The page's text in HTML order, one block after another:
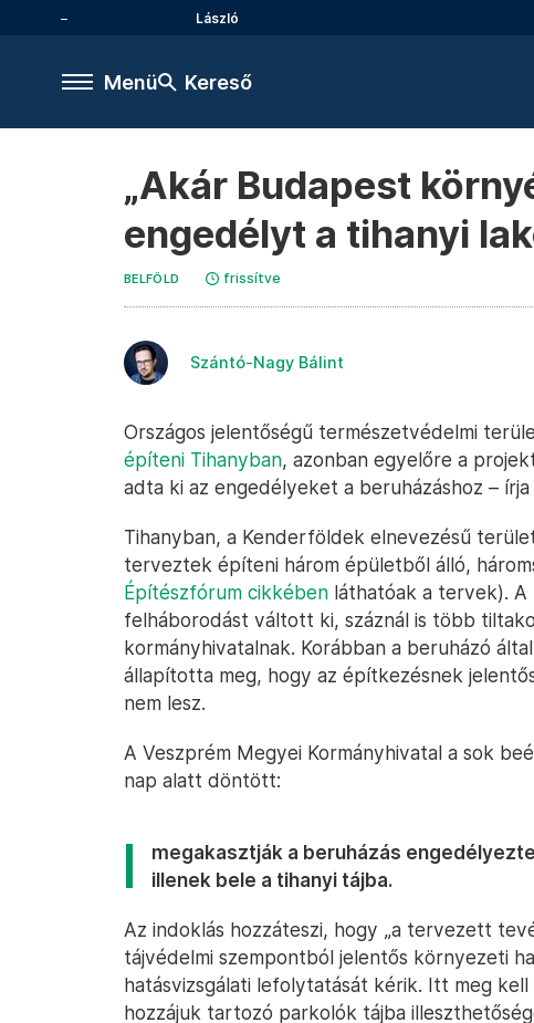
László
Menü Kereső
„Akár Budapest
engedélyt a tihanyi
BELFÖLD frissítve
Szántó-Nagy Bálint
Országos jelentőségű természetvédelmi
építeni Tihanyban, azonban egyelőre a
adta ki az engedélyeket a beruházáshoz – írja
Tihanyban, a Kenderföldek elnevezésű
terveztek építeni három épületből álló,
Építészfórum cikkében láthatóak a tervek). A
felháborodást váltott ki, száznál is több
kormányhivatalnak. Korábban a beruházó
állapította meg, hogy az építkezésnek
nem lesz.
A Veszprém Megyei Kormányhivatal a sok
nap alatt döntött:
megakasztják a beruházás
illenek bele a tihanyi tájba.
Az indoklás hozzáteszi, hogy „a tervezett
tájvédelmi szempontból jelentős környezeti
hatásvizsgálati lefolytatását kérik. Itt meg
hozzájuk tartozó parkolók tájba